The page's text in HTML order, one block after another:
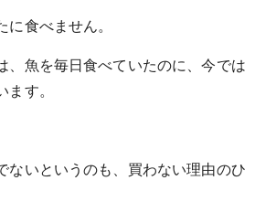
食べません。
、魚を毎日食べていたのに、今では
す。
ないというのも、買わない理由のひ